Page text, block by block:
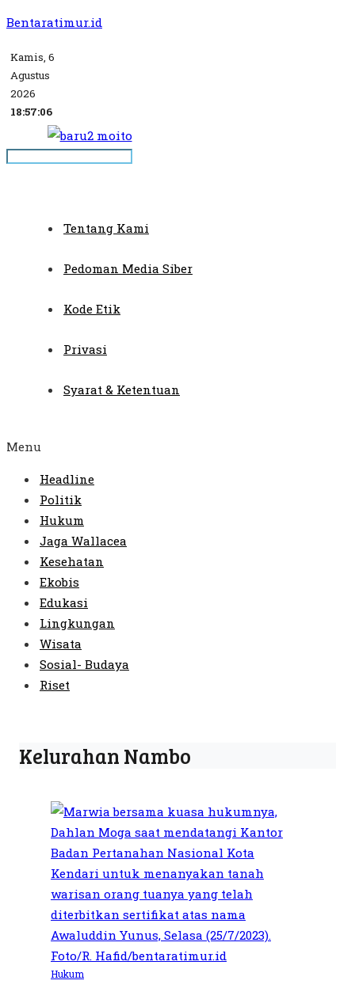
Bentaratimur.id
Kamis, 6
Agustus
2026
18:57:06
Tentang Kami
Pedoman Media Siber
Kode Etik
Privasi
Syarat & Ketentuan
Menu
Headline
Politik
Hukum
Jaga Wallacea
Kesehatan
Ekobis
Edukasi
Lingkungan
Wisata
Sosial- Budaya
Riset
Kelurahan Nambo
Hukum